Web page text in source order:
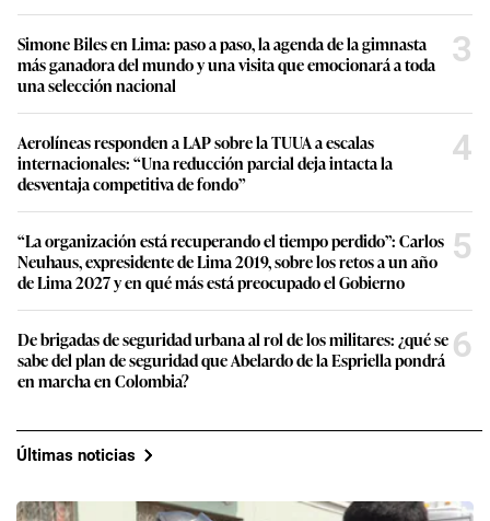
Simone Biles en Lima: paso a paso, la agenda de la gimnasta
más ganadora del mundo y una visita que emocionará a toda
una selección nacional
3
Aerolíneas responden a LAP sobre la TUUA a escalas
internacionales: “Una reducción parcial deja intacta la
desventaja competitiva de fondo”
4
“La organización está recuperando el tiempo perdido”: Carlos
Neuhaus, expresidente de Lima 2019, sobre los retos a un año
de Lima 2027 y en qué más está preocupado el Gobierno
5
De brigadas de seguridad urbana al rol de los militares: ¿qué se
sabe del plan de seguridad que Abelardo de la Espriella pondrá
en marcha en Colombia?
6
Últimas noticias